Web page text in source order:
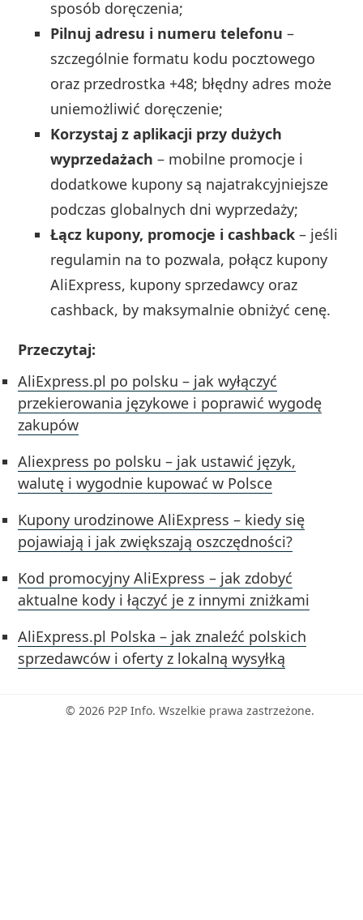
sposób doręczenia;
Pilnuj adresu i numeru telefonu –
szczególnie formatu kodu pocztowego
oraz przedrostka +48; błędny adres może
uniemożliwić doręczenie;
Korzystaj z aplikacji przy dużych
wyprzedażach – mobilne promocje i
dodatkowe kupony są najatrakcyjniejsze
podczas globalnych dni wyprzedaży;
Łącz kupony, promocje i cashback – jeśli
regulamin na to pozwala, połącz kupony
AliExpress, kupony sprzedawcy oraz
cashback, by maksymalnie obniżyć cenę.
Przeczytaj:
AliExpress.pl po polsku – jak wyłączyć
przekierowania językowe i poprawić wygodę
zakupów
Aliexpress po polsku – jak ustawić język,
walutę i wygodnie kupować w Polsce
Kupony urodzinowe AliExpress – kiedy się
pojawiają i jak zwiększają oszczędności?
Kod promocyjny AliExpress – jak zdobyć
aktualne kody i łączyć je z innymi zniżkami
AliExpress.pl Polska – jak znaleźć polskich
sprzedawców i oferty z lokalną wysyłką
© 2026 P2P Info. Wszelkie prawa zastrzeżone.